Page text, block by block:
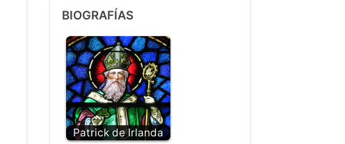
BIOGRAFÍAS
Patrick de Irlanda